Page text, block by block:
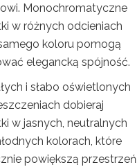
Monochromatyczne
w różnych odcieniach
koloru pomogą
elegancką spójność.
i słabo oświetlonych
dobieraj
w jasnych, neutralnych
kolorach, które
powiększą przestrzeń